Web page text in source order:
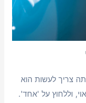
צריך לעשות הוא
וללחוץ על 'אחד'.